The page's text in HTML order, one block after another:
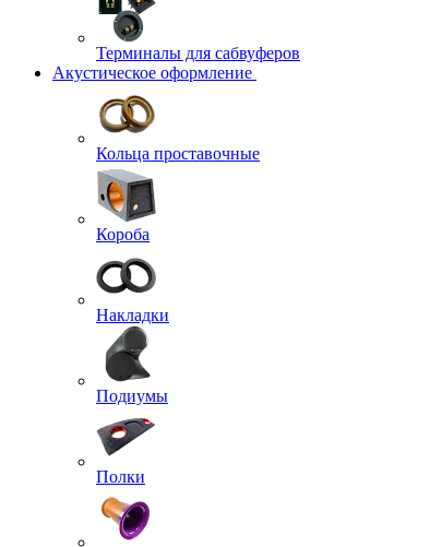
Терминалы для сабвуферов
Акустическое оформление
Кольца проставочные
Короба
Накладки
Подиумы
Полки